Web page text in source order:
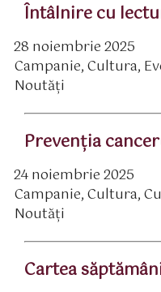
Întâlnire cu
28 noiembrie 2025
Campanie,Cultura,
Noutăți
Prevenţia
24 noiembrie 2025
Campanie,Cultura,
Noutăți
Cartea